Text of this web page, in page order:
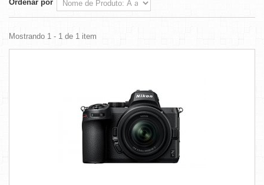
Ordenar por
Mostrando 1 - 1 de 1 item